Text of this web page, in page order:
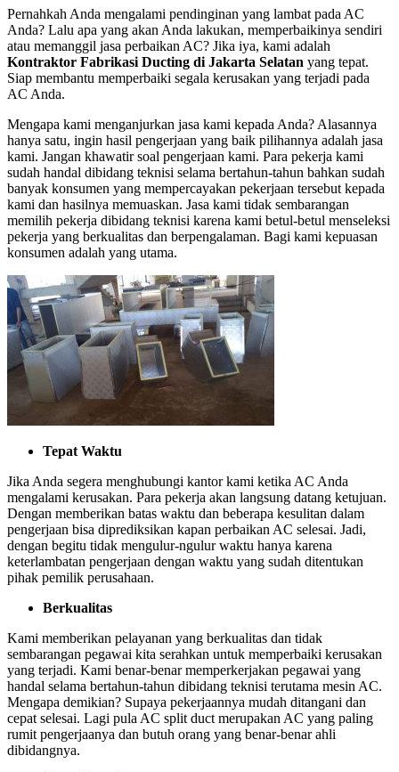
Pernahkah Anda mengalami pendinginan yang lambat pada AC
Anda? Lalu apa yang akan Anda lakukan, memperbaikinya sendiri
atau memanggil jasa perbaikan AC? Jika iya, kami adalah
Kontraktor Fabrikasi Ducting di Jakarta Selatan yang tepat.
Siap membantu memperbaiki segala kerusakan yang terjadi pada
AC Anda.
Mengapa kami menganjurkan jasa kami kepada Anda? Alasannya
hanya satu, ingin hasil pengerjaan yang baik pilihannya adalah jasa
kami. Jangan khawatir soal pengerjaan kami. Para pekerja kami
sudah handal dibidang teknisi selama bertahun-tahun bahkan sudah
banyak konsumen yang mempercayakan pekerjaan tersebut kepada
kami dan hasilnya memuaskan. Jasa kami tidak sembarangan
memilih pekerja dibidang teknisi karena kami betul-betul menseleksi
pekerja yang berkualitas dan berpengalaman. Bagi kami kepuasan
konsumen adalah yang utama.
Tepat Waktu
Jika Anda segera menghubungi kantor kami ketika AC Anda
mengalami kerusakan. Para pekerja akan langsung datang ketujuan.
Dengan memberikan batas waktu dan beberapa kesulitan dalam
pengerjaan bisa diprediksikan kapan perbaikan AC selesai. Jadi,
dengan begitu tidak mengulur-ngulur waktu hanya karena
keterlambatan pengerjaan dengan waktu yang sudah ditentukan
pihak pemilik perusahaan.
Berkualitas
Kami memberikan pelayanan yang berkualitas dan tidak
sembarangan pegawai kita serahkan untuk memperbaiki kerusakan
yang terjadi. Kami benar-benar memperkerjakan pegawai yang
handal selama bertahun-tahun dibidang teknisi terutama mesin AC.
Mengapa demikian? Supaya pekerjaannya mudah ditangani dan
cepat selesai. Lagi pula AC split duct merupakan AC yang paling
rumit pengerjaanya dan butuh orang yang benar-benar ahli
dibidangnya.